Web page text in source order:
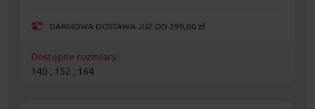
DARMOWA DOSTAWA JUŻ OD 299,00 zł
Dostępne rozmiary:
140 , 152 , 164